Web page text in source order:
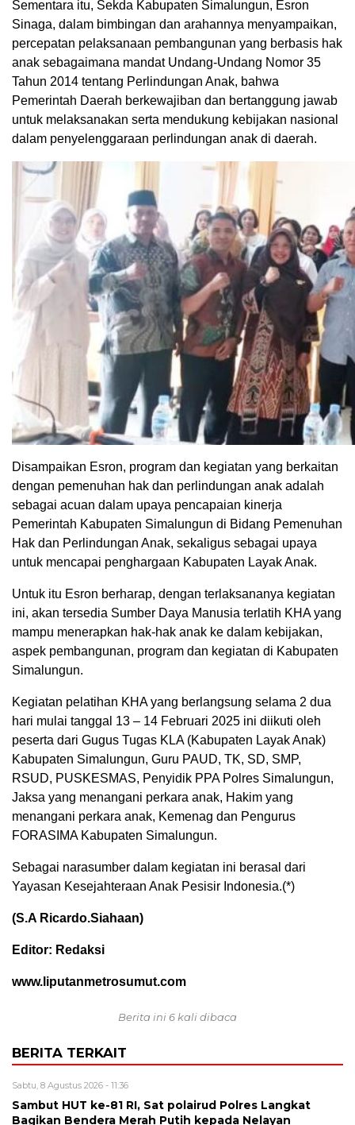
Sementara itu, Sekda Kabupaten Simalungun, Esron
Sinaga, dalam bimbingan dan arahannya menyampaikan,
percepatan pelaksanaan pembangunan yang berbasis hak
anak sebagaimana mandat Undang-Undang Nomor 35
Tahun 2014 tentang Perlindungan Anak, bahwa
Pemerintah Daerah berkewajiban dan bertanggung jawab
untuk melaksanakan serta mendukung kebijakan nasional
dalam penyelenggaraan perlindungan anak di daerah.
Disampaikan Esron, program dan kegiatan yang berkaitan
dengan pemenuhan hak dan perlindungan anak adalah
sebagai acuan dalam upaya pencapaian kinerja
Pemerintah Kabupaten Simalungun di Bidang Pemenuhan
Hak dan Perlindungan Anak, sekaligus sebagai upaya
untuk mencapai penghargaan Kabupaten Layak Anak.
Untuk itu Esron berharap, dengan terlaksananya kegiatan
ini, akan tersedia Sumber Daya Manusia terlatih KHA yang
mampu menerapkan hak-hak anak ke dalam kebijakan,
aspek pembangunan, program dan kegiatan di Kabupaten
Simalungun.
Kegiatan pelatihan KHA yang berlangsung selama 2 dua
hari mulai tanggal 13 – 14 Februari 2025 ini diikuti oleh
peserta dari Gugus Tugas KLA (Kabupaten Layak Anak)
Kabupaten Simalungun, Guru PAUD, TK, SD, SMP,
RSUD, PUSKESMAS, Penyidik PPA Polres Simalungun,
Jaksa yang menangani perkara anak, Hakim yang
menangani perkara anak, Kemenag dan Pengurus
FORASIMA Kabupaten Simalungun.
Sebagai narasumber dalam kegiatan ini berasal dari
Yayasan Kesejahteraan Anak Pesisir Indonesia.(*)
(S.A Ricardo.Siahaan)
Editor: Redaksi
www.liputanmetrosumut.com
Berita ini 6 kali dibaca
BERITA TERKAIT
Sabtu, 8 Agustus 2026 - 11:36
Sambut HUT ke-81 RI, Sat polairud Polres Langkat
Bagikan Bendera Merah Putih kepada Nelayan